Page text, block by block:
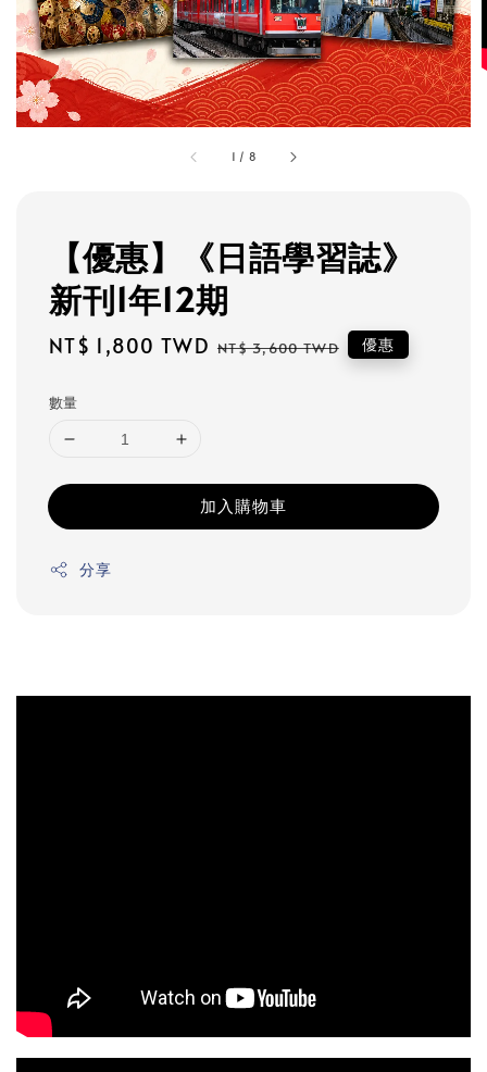
1 / 8
【優惠】《日語學習誌》
新刊1年12期
Sale
NT$ 1,800 TWD Regular
NT$ 3,600 TWD 優惠
數量
加入購物車
分享